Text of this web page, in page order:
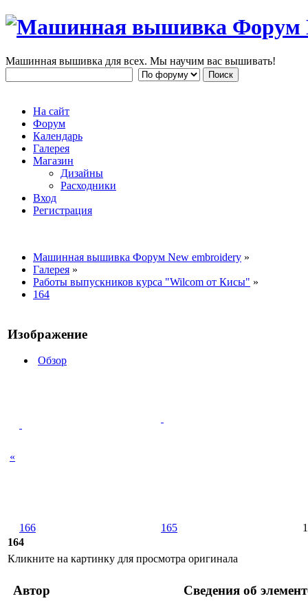
Машинная вышивка для всех. Мы научим вас вышивать!
На сайт
Форум
Календарь
Галерея
Магазин
Дизайны
Расходники
Вход
Регистрация
Машинная вышивка Форум New embroidery »
Галерея »
Работы выпускников курса "Wilcom от Кисы" »
164
Изображение
Обзор
«
166 165
164
Кликните на картинку для просмотра оригинала
Автор Сведения об